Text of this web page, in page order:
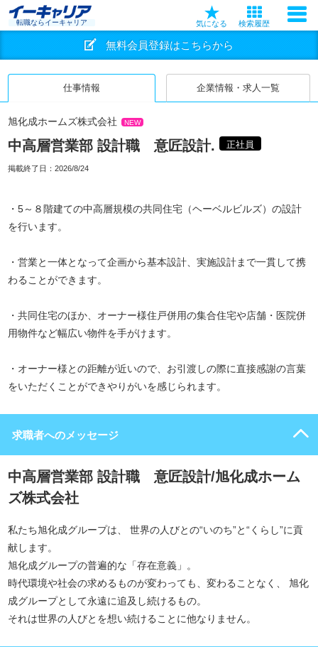
転職ならイーキャリア 気になる 検索履歴
無料会員登録はこちらから
仕事情報 企業情報・求人一覧
旭化成ホームズ株式会社 NEW
中高層営業部 設計職 意匠設計. 正社員
掲載終了日： 2026/8/24
・5～８階建ての中高層規模の共同住宅（ヘーベルビルズ）の設計
を行います。
・営業と一体となって企画から基本設計、実施設計まで一貫して携
わることができます。
・共同住宅のほか、オーナー様住戸併用の集合住宅や店舗・医院併
用物件など幅広い物件を手がけます。
・オーナー様との距離が近いので、お引渡しの際に直接感謝の言葉
をいただくことができやりがいを感じられます。
求職者へのメッセージ
中高層営業部 設計職 意匠設計/旭化成ホーム
ズ株式会社
私たち旭化成グループは、 世界の人びとの“いのち”と“くらし”に貢
献します。
旭化成グループの普遍的な「存在意義」。
時代環境や社会の求めるものが変わっても、変わることなく、 旭化
成グループとして永遠に追及し続けるもの。
それは世界の人びとを想い続けることに他なりません。